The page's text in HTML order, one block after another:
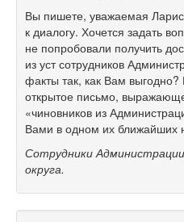
Вы пишете, уважаемая
к диалогу. Хочется задать
не попробовали получить
из уст сотрудников
факты так, как Вам
открытое письмо,
«чиновников из
Вами в одном их ближайших
Сотрудники
округа.